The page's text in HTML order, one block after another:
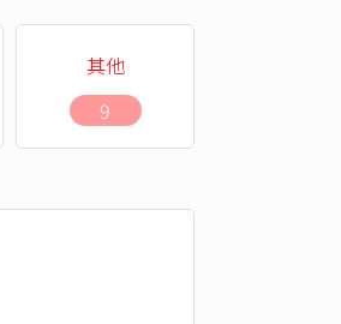
其他
9